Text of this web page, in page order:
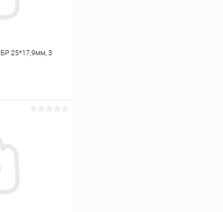
25*17,9мм, 3